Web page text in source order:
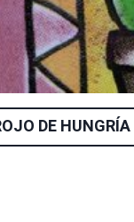
DE HUNGRÍA